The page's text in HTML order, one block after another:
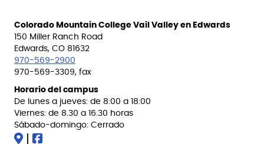
Colorado Mountain College Vail Valley en Edwards
150 Miller Ranch Road
Edwards, CO 81632
970-569-2900
970-569-3309, fax
Horario del campus
De lunes a jueves: de 8:00 a 18:00
Viernes: de 8.30 a 16.30 horas
Sábado-domingo: Cerrado